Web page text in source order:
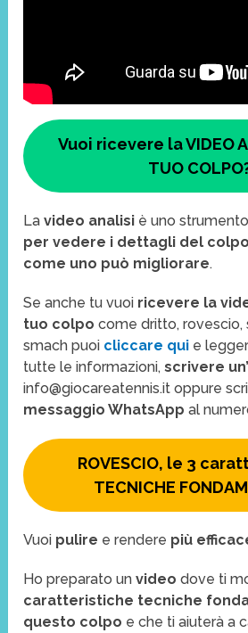
Vuoi ricevere la VIDEO
TUO
Lavideo analisi è uno strumento
per vedere i dettagli del colpo
come uno può migliorare.
Se anche tu vuoi ricevere la
tuo colpo come dritto, rovescio,
smach puoi cliccare qui e
tutte le informazioni,scrivere
info@giocareatennis.it oppure
messaggio WhatsApp al
ROVESCIO, le 3
TECNICHE
Vuoi pulire e rendere più
Ho preparato unvideodove ti
caratteristiche tecniche
questo colpo e che ti aiuterà a